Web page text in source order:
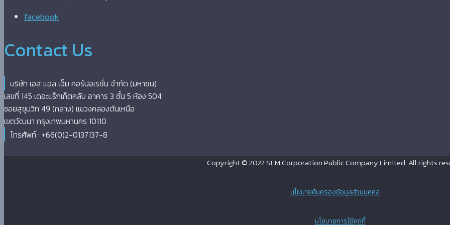
facebook
Contact Us
บริษัท เอส แอล เอ็ม คอร์ปอเรชั่น จำกัด (มหาชน)
เลขที่ 145 เดอะแร็กเก็ตคลับ อาคาร 3 ชั้น 5 ห้อง 504
ซอยสุขุมวิท 49 (กลาง) แขวงคลองตันเหนือ
เขตวัฒนา กรุงเทพมหานคร 10110
โทรศัพท์ : +66(0)2-0137137-8
Copyright © 2022 SLM Corporation Public Company Limited. All rights
นโยบายคุ้มครองข้อมูลส่วนบุคคล
นโยบายการใช้คุกกี้